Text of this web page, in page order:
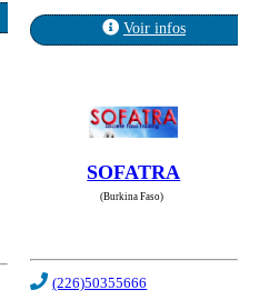
Voir infos
SOFATRA
(Burkina Faso)
(226)50355666